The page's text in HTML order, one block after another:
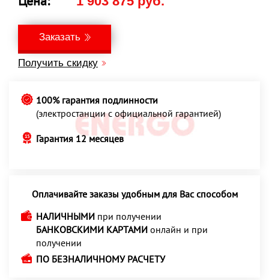
Заказать
Получить скидку
100% гарантия подлинности
(электростанции с официальной гарантией)
Гарантия 12 месяцев
Оплачивайте заказы удобным для Вас способом
НАЛИЧНЫМИ при получении
БАНКОВСКИМИ КАРТАМИ онлайн и при
получении
ПО БЕЗНАЛИЧНОМУ РАСЧЕТУ